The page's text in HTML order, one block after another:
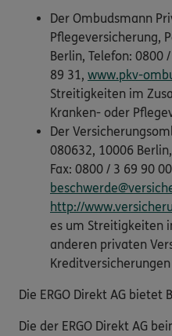
Der Ombudsmann
Pflegeversicherung,
Berlin, Telefon: 0800
89 31, www.pkv-
Streitigkeiten im
Kranken- oder
Der
080632, 10006
Fax: 0800 / 3 69 90
http://
es um Streitigkeiten
anderen privaten
Die ERGO Direkt AG bietet
Die der ERGO Direkt AG